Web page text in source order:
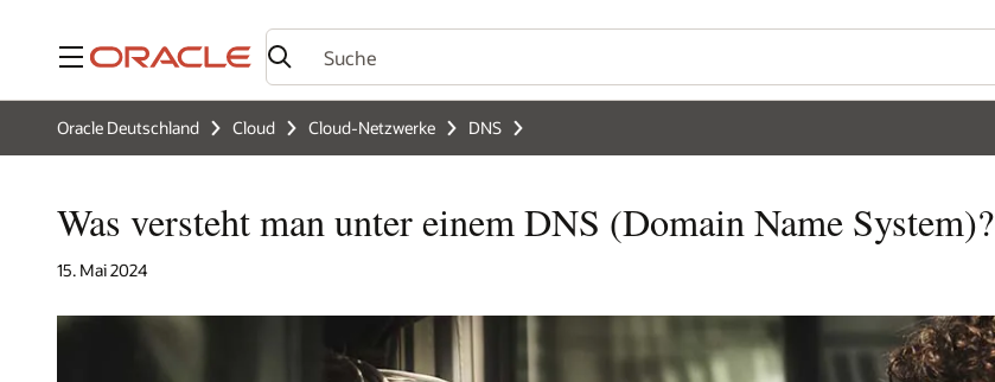
Menü
Oracle Deutschland Cloud Cloud-Netzwerke DNS
Was versteht man unter einem DNS (Domain Name System)?
15. Mai 2024